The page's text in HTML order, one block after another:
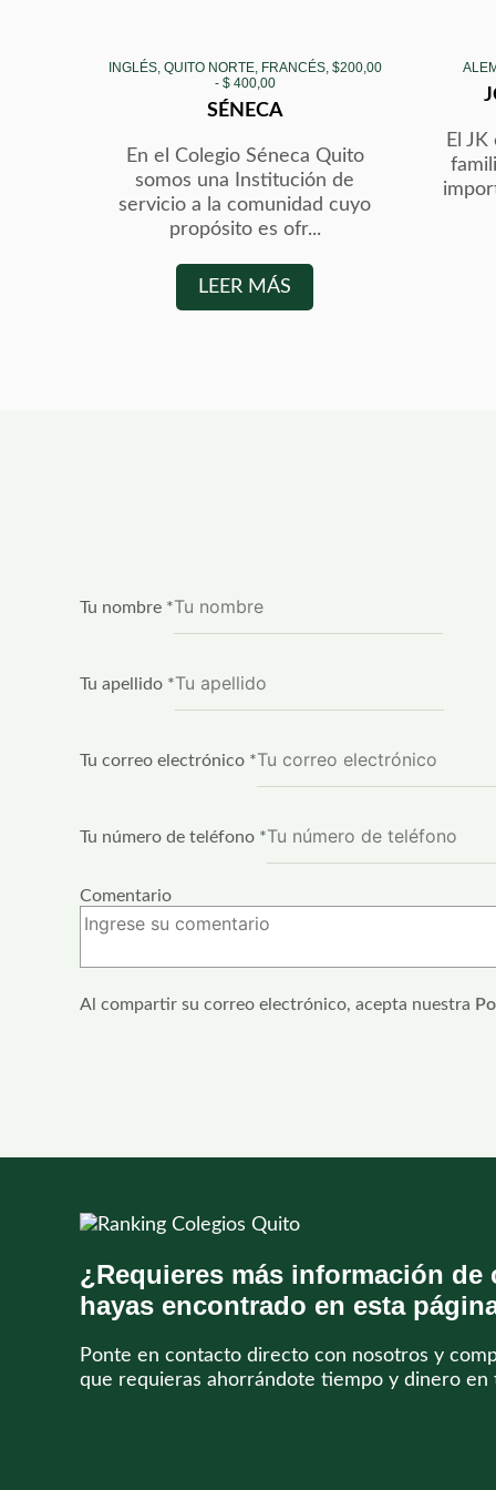
INGLÉS, QUITO NORTE, FRANCÉS, $200,00
- $ 400,00
SÉNECA
En el Colegio Séneca Quito
somos una Institución de
servicio a la comunidad cuyo
propósito es ofr...
LEER MÁS
El
Tu nombre *
Tu apellido *
Tu correo electrónico *
Tu número de teléfono *
Comentario
Al compartir su correo electrónico, acepta nuestra
¿Requieres más información
hayas encontrado en esta
Ponte en contacto directo con nosotros y
que requieras ahorrándote tiempo y dinero en